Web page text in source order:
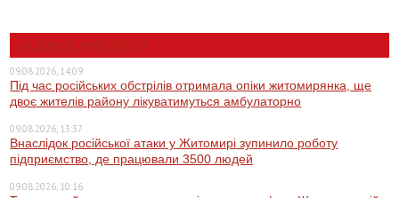
НОВИНИ ЖИТОМИРА
09.08.2026, 14:09
Під час російських обстрілів отримала опіки житомирянка, ще
двоє жителів району лікуватимуться амбулаторно
09.08.2026, 13:37
Внаслідок російської атаки у Житомирі зупинило роботу
підприємство, де працювали 3500 людей
09.08.2026, 10:16